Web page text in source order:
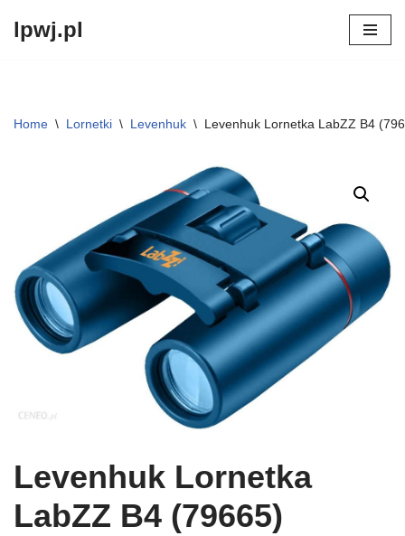
lpwj.pl
Home \ Lornetki \ Levenhuk \ Levenhuk Lornetka LabZZ B4
Levenhuk Lornetka
LabZZ B4 (79665)